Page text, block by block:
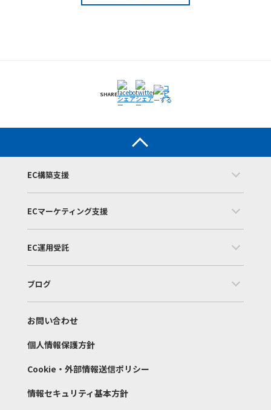
SHARE
EC構築支援
ECマーケティング支援
EC運用受託
ブログ
お問い合わせ
個人情報保護方針
Cookie・外部情報送信ポリシー
情報セキュリティ基本方針